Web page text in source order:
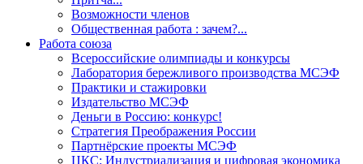
Возможности членов
Общественная работа : зачем?...
Работа союза
Всероссийские олимпиады и конкурсы
Лаборатория бережливого производства МСЭФ
Практики и стажировки
Издательство МСЭФ
Деньги в Россию: конкурс!
Стратегия Преображения России
Партнёрские проекты МСЭФ
ЦКС: Индустриализация и цифровая экономика